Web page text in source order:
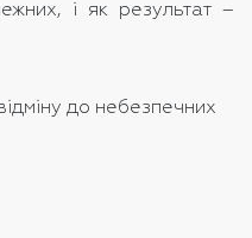
і як результат –
до небезпечних